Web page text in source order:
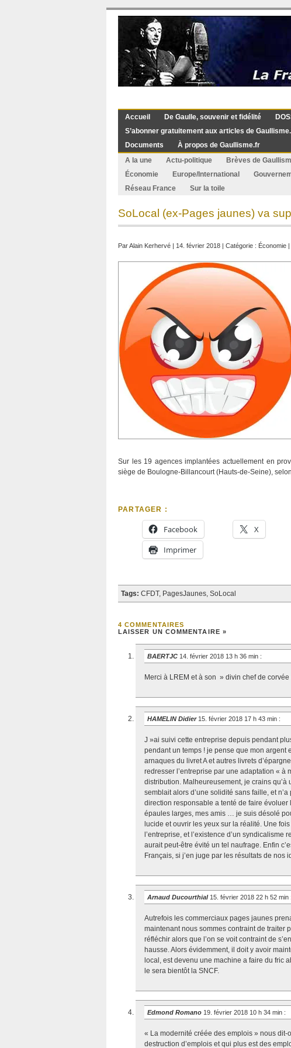
Accueil De Gaulle, souvenir et fidélité
S’abonner gratuitement aux articles de
Documents
À propos de Gaullisme.fr
A la une
Actu-politique Brèves de
Économie
Europe/International
Réseau France
Sur la toile
SoLocal (ex-Pages jaunes) va
ParAlain Kerhervé | 14. février 2018 | Catégorie : Économie |
Sur les 19 agences implantées actuellement en
siège de Boulogne-Billancourt (Hauts-de-Seine),
PARTAGER :
Facebook X
Imprimer
Tags: CFDT, PagesJaunes, SoLocal
4 COMMENTAIRES
LAISSER UN COMMENTAIRE »
BAERTJC 14. février 2018 13 h 36 min :
Merci à LREM et à son » divin chef de
HAMELIN Didier 15. février 2018 17 h 43 min :
J »ai suivi cette entreprise depuis pendant
pendant un temps ! je pense que mon
arnaques du livret A et autres livrets
redresser l’entreprise par une adaptation «
distribution. Malheureusement, je crains
semblait alors d’une solidité sans faille, et
direction responsable a tenté de faire évoluer
épaules larges, mes amis … je suis désolé
lucide et ouvrir les yeux sur la réalité. Une
l’entreprise, et l’existence d’un
aurait peut-être évité un tel naufrage. Enfin
Français, si j’en juge par les résultats de nos
Arnaud Ducourthial 15. février 2018 22 h 52 min
Autrefois les commerciaux pages jaunes
maintenant nous sommes contraint de traiter
réfléchir alors que l’on se voit contraint de
hausse. Alors évidemment, il doit y avoir
local, est devenu une machine a faire du fric
le sera bientôt la SNCF.
Edmond Romano 19. février 2018 10 h 34 min :
« La modernité créée des emplois » nous dit-
destruction d’emplois et qui plus est des